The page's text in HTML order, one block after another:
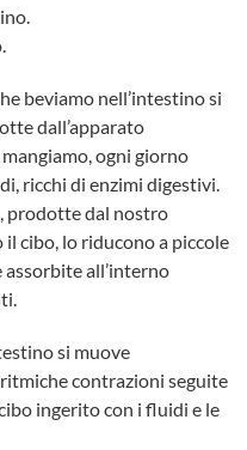
beviamo nell’intestino si
dall’apparato
ogni giorno
ricchi di enzimi digestivi.
prodotte dal nostro
cibo, lo riducono a piccole
assorbite all’interno
si muove
contrazioni seguite
ingerito con i fluidi e le